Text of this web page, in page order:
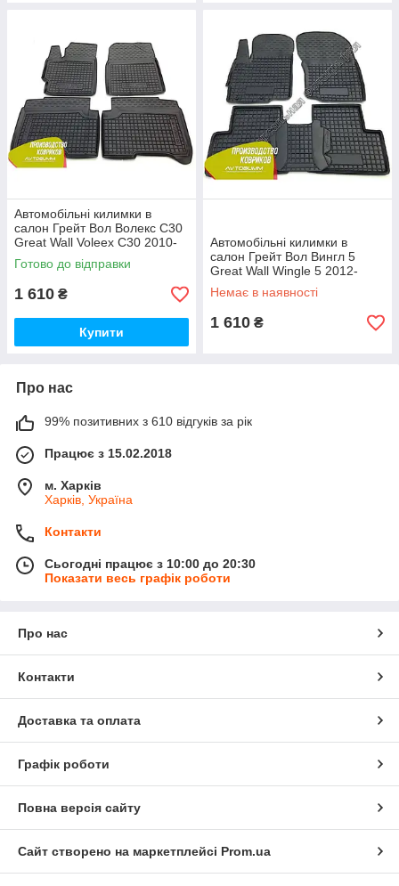
Автомобільні килимки в
салон Грейт Вол Волекс С30
Great Wall Voleex C30 2010-
(Avto-Gumm)
Готово до відправки
1 610 ₴
Купити
Автомобільні килимки в
салон Грейт Вол Вингл 5
Great Wall Wingle 5 2012-
(Avto-Gumm)
Немає в наявності
1 610 ₴
Про нас
99% позитивних з 610 відгуків за рік
Працює з 15.02.2018
м. Харків
Харків, Україна
Контакти
Сьогодні працює з 10:00 до 20:30
Показати весь графік роботи
Про нас
Контакти
Доставка та оплата
Графік роботи
Повна версія сайту
Сайт створено на маркетплейсі Prom.ua